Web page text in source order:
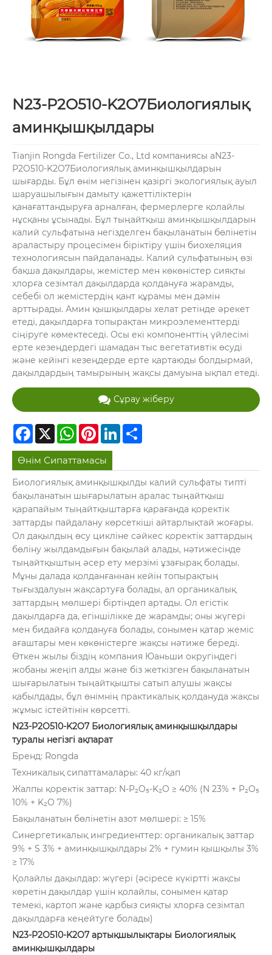
N23-P2O510-K2O7Биологиялық
аминқышқылдары
Tianjin Rongda Fertilizer Co., Ltd компаниясы aN23-
P2O510-K2O7Биологиялық аминқышқылдарын
шығарды. Бұл өнім негізінен қазіргі экологиялық ауыл
шаруашылығын дамыту қажеттіліктерін
қанағаттандыруға арналған, фермерлерге қолайлы
нұсқаны ұсынады. Бұл тыңайтқыш аминқышқылдарын
калий сульфатына негізделген бақыланатын бөлінетін
араластыру процесімен біріктіру үшін биохеляция
технологиясын пайдаланады. Калий сульфатының өзі
бақша дақылдары, жемістер мен көкөністер сияқты
хлорға сезімтал дақылдарда қолдануға жарамды,
себебі ол жемістердің қант құрамы мен дәмін
арттырады. Амин қышқылдары хелат ретінде әрекет
етеді, дақылдарға топырақтан микроэлементтерді
сіңіруге көмектеседі. Осы екі компоненттің үйлесімі
ерте кезеңдердегі шамадан тыс вегетативтік өсуді
және кейінгі кезеңдерде ерте қартаюды болдырмай,
дақылдардың тамырының жақсы дамуына ықпал етеді.
Сұрау жіберу
Facebook
X WhatsApp
PinterestLinkedIn
Өнім Сипаттамасы
Биологиялық аминқышқылды калий сульфаты типті
бақыланатын шығарылатын аралас тыңайтқыш
қарапайым тыңайтқыштарға қарағанда қоректік
заттарды пайдалану көрсеткіші айтарлықтай жоғары.
Ол дақылдың өсу цикліне сәйкес қоректік заттардың
бөліну жылдамдығын бақылай алады, нәтижесінде
тыңайтқыштың әсер ету мерзімі ұзағырақ болады.
Мұны далада қолданғаннан кейін топырақтың
тығыздалуын жақсартуға болады, ал органикалық
заттардың мөлшері біртіндеп артады. Ол егістік
дақылдарға да, егіншілікке де жарамды; оны жүгері
мен бидайға қолдануға болады, сонымен қатар жеміс
ағаштары мен көкөністерге жақсы нәтиже береді.
Өткен жылы біздің компания Юаньши округіндегі
жобаны жеңіп алды және біз жеткізген бақыланатын
шығарылатын тыңайтқышты сатып алушы жақсы
қабылдады, бұл өнімнің практикалық қолдануда жақсы
жұмыс істейтінін көрсетті.
N23-P2O510-K2O7 Биологиялық аминқышқылдары
туралы негізгі ақпарат
Бренд: Rongda
Техникалық сипаттамалары: 40 кг/қап
Жалпы қоректік заттар: N-P₂O₅-K₂O ≥ 40% (N 23% + P₂O₅
10% + K₂O 7%)
Бақыланатын бөлінетін азот мөлшері: ≥ 15%
Синергетикалық ингредиенттер: органикалық заттар
9% + S 3% + аминқышқылдары 2% + гумин қышқылы 3%
≥ 17%
Қолайлы дақылдар: жүгері (әсіресе күкіртті жақсы
көретін дақылдар үшін қолайлы, сонымен қатар
темекі, картоп және қарбыз сияқты хлорға сезімтал
дақылдарға кеңейтуге болады)
N23-P2O510-K2O7 артықшылықтары Биологиялық
аминқышқылдары